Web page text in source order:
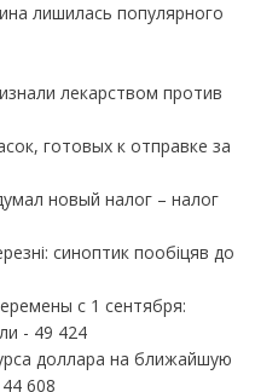
лишилась популярного
лекарством против
готовых к отправке за
новый налог – налог
синоптик пообіцяв до
с 1 сентября:
- 49 424
доллара на ближайшую
608